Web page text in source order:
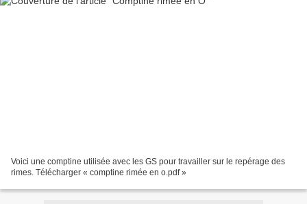
Voici une comptine utilisée avec les GS pour travailler sur le repérage des
rimes. Télécharger « comptine rimée en o.pdf »